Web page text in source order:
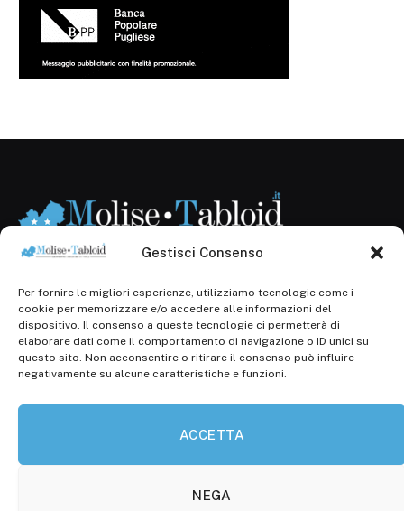
Gestisci Consenso
Per fornire le migliori esperienze, utilizziamo tecnologie come i
cookie per memorizzare e/o accedere alle informazioni del
dispositivo. Il consenso a queste tecnologie ci permetterà di
elaborare dati come il comportamento di navigazione o ID unici su
questo sito. Non acconsentire o ritirare il consenso può influire
negativamente su alcune caratteristiche e funzioni.
ACCETTA
NEGA
Registr. presso il Tribunale di Campobasso: 3/2013 del
14.11.2013, Cron. 1254
Roc: iscrizione n° 25549 (Prot. 1138/com/15 del
30.04.2015)
P.Iva: 01707150700